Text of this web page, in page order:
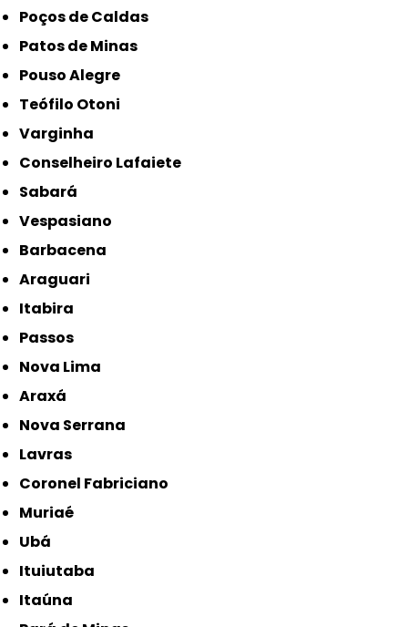
Poços de Caldas
Patos de Minas
Pouso Alegre
Teófilo Otoni
Varginha
Conselheiro Lafaiete
Sabará
Vespasiano
Barbacena
Araguari
Itabira
Passos
Nova Lima
Araxá
Nova Serrana
Lavras
Coronel Fabriciano
Muriaé
Ubá
Ituiutaba
Itaúna